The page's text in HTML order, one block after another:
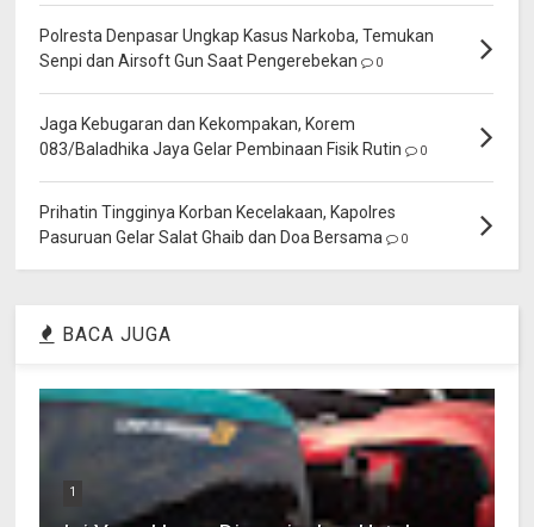
Polresta Denpasar Ungkap Kasus Narkoba, Temukan
Senpi dan Airsoft Gun Saat Pengerebekan
0
Jaga Kebugaran dan Kekompakan, Korem
083/Baladhika Jaya Gelar Pembinaan Fisik Rutin
0
Prihatin Tingginya Korban Kecelakaan, Kapolres
Pasuruan Gelar Salat Ghaib dan Doa Bersama
0
BACA JUGA
1